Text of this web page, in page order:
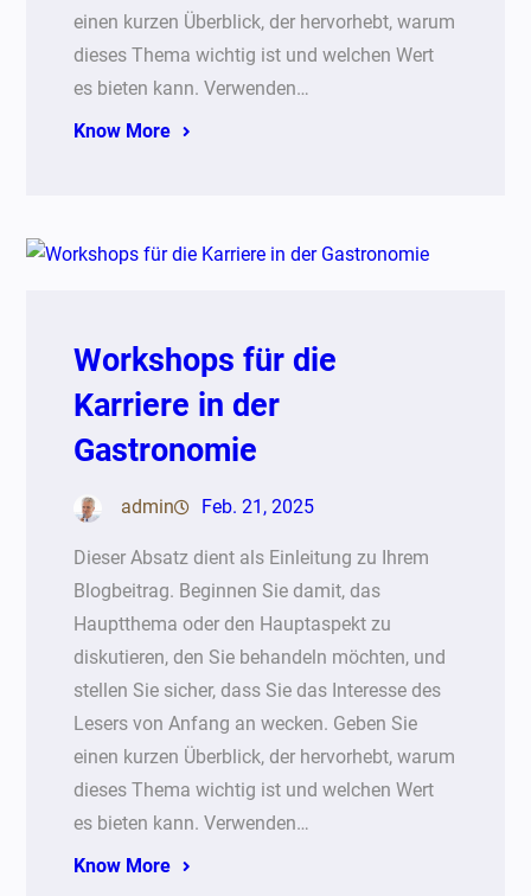
einen kurzen Überblick, der hervorhebt, warum
dieses Thema wichtig ist und welchen Wert
es bieten kann. Verwenden…
Know More
Workshops für die
Karriere in der
Gastronomie
admin Feb. 21, 2025
Dieser Absatz dient als Einleitung zu Ihrem
Blogbeitrag. Beginnen Sie damit, das
Hauptthema oder den Hauptaspekt zu
diskutieren, den Sie behandeln möchten, und
stellen Sie sicher, dass Sie das Interesse des
Lesers von Anfang an wecken. Geben Sie
einen kurzen Überblick, der hervorhebt, warum
dieses Thema wichtig ist und welchen Wert
es bieten kann. Verwenden…
Know More